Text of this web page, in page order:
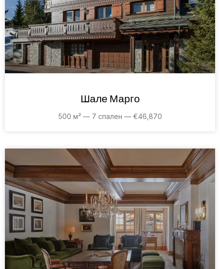
Шале Марго
500 м² — 7 спален — €46,870